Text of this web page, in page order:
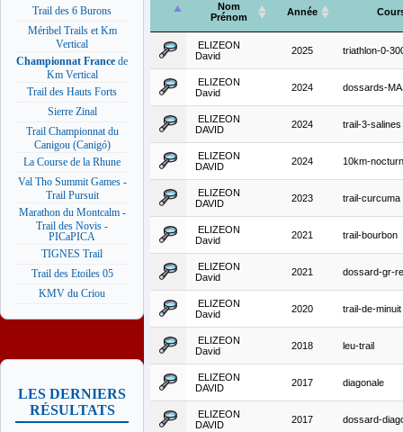
Trail des 6 Burons
Méribel Trails et Km
Vertical
Championnat France de
Km Vertical
Trail des Hauts Forts
Sierre Zinal
Trail Championnat du
Canigou (Canigó)
La Course de la Rhune
Val Tho Summit Games -
Trail Pursuit
Marathon du Montcalm -
Trail des Novis -
PICaPICA
TIGNES Trail
Trail des Etoiles 05
KMV du Criou
LES DERNIERS
RÉSULTATS
Nom
Prénom
Année
ELIZEON
David
2025 triathlon-0-
ELIZEON
David
2024 dossards-
ELIZEON
DAVID
2024 trail-3-salines
ELIZEON
DAVID
2024 10km-
ELIZEON
DAVID
2023 trail-curcuma
ELIZEON
David
2021 trail-bourbon
ELIZEON
David
2021 dossard-gr-
ELIZEON
David
2020 trail-de-minuit
ELIZEON
David
2018 leu-trail
ELIZEON
DAVID
2017 diagonale
ELIZEON
DAVID
2017 dossard-